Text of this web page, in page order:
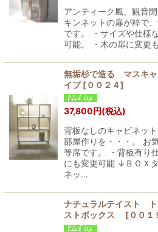
アンティーク風、観音
キンネットの扉が粋で
です。 ・サイズや仕様
可能。 ・木の扉に変
無垢杉で造る マスキ
イプ [００２４]
37,800円(税込)
背板なしのキャビネッ
部屋作りを・・・。 お
等席です。 ・背板有り
にも変更可能 ↓ＢＯＸ
ネッ…
ナチュラルテイスト
ストボックス
[００１